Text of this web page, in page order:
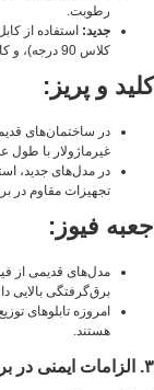
رطوبت.
جدید:
کلاس 90 درجه)، و کابل‌های افشان یا نیمه‌افشان برای انعطاف بیشتر.
کلید و پریز:
در ساختمان‌های
غیرماژولار با
در مدل‌های جدید،
تجهیزات مقاوم در
جعبه فیوز:
مدل‌های قدیمی از
برق‌گرفتگی بالایی
هستند.
۳. الزامات ایمنی